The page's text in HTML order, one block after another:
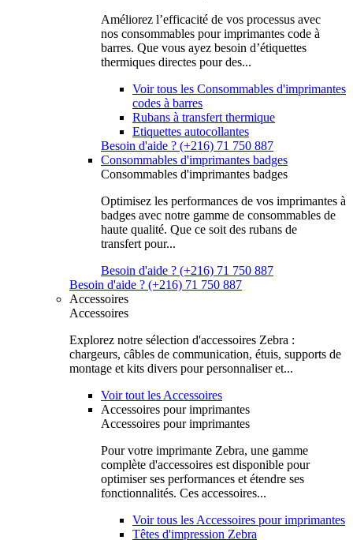
Améliorez l’efficacité de vos processus avec
nos consommables pour imprimantes code à
barres. Que vous ayez besoin d’étiquettes
thermiques directes pour des...
Voir tous les Consommables d'imprimantes
codes à barres
Rubans à transfert thermique
Etiquettes autocollantes
Besoin d'aide ? (+216) 71 750 887
Consommables d'imprimantes badges
Consommables d'imprimantes badges
Optimisez les performances de vos imprimantes à
badges avec notre gamme de consommables de
haute qualité. Que ce soit des rubans de
transfert pour...
Besoin d'aide ? (+216) 71 750 887
Besoin d'aide ? (+216) 71 750 887
Accessoires
Accessoires
Explorez notre sélection d'accessoires Zebra :
chargeurs, câbles de communication, étuis, supports de
montage et kits divers pour personnaliser et...
Voir tout les Accessoires
Accessoires pour imprimantes
Accessoires pour imprimantes
Pour votre imprimante Zebra, une gamme
complète d'accessoires est disponible pour
optimiser ses performances et étendre ses
fonctionnalités. Ces accessoires...
Voir tous les Accessoires pour imprimantes
Têtes d'impression Zebra